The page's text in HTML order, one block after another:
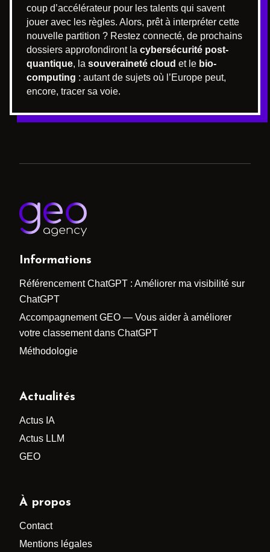
coup d’accélérateur pour les talents qui savent
jouer avec les règles. Alors, prêt à interpréter cette
nouvelle partition ? Restez connecté, de prochains
dossiers approfondiront la cybersécurité post-
quantique, la souveraineté cloud et le bio-
computing : autant de sujets où l’Europe peut,
encore, tracer sa voie.
Informations
Référencement ChatGPT : Améliorer ma visibilité sur
ChatGPT
Accompagnement GEO — Vous aider à améliorer
votre classement dans ChatGPT
Méthodologie
Actualités
Actus IA
Actus LLM
GEO
À propos
Contact
Mentions légales